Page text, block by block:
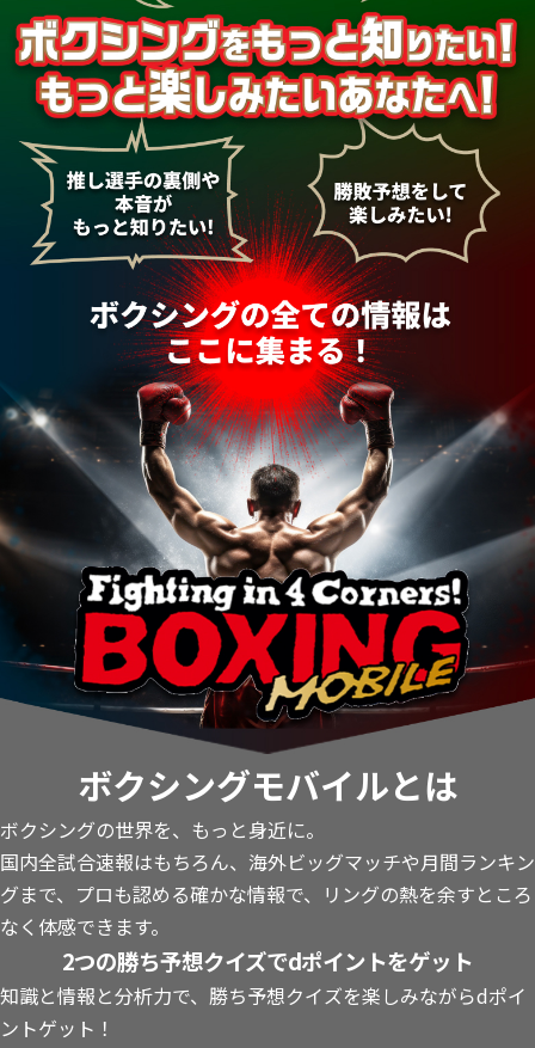
ボクシングモバイルとは
ボクシングの世界を、もっと身近に。
国内全試合速報はもちろん、海外ビッグマッチや月間ランキン
グまで、プロも認める確かな情報で、リングの熱を余すところ
なく体感できます。
2つの勝ち予想クイズでdポイントをゲット
知識と情報と分析力で、勝ち予想クイズを楽しみながらdポイ
ントゲット！